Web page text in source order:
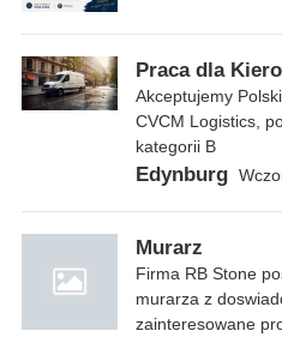
Praca dla
Akceptujemy
CVCM Logistics,
kategorii B
Edynburg
Murarz
Firma RB Stone
murarza z
zainteresowane